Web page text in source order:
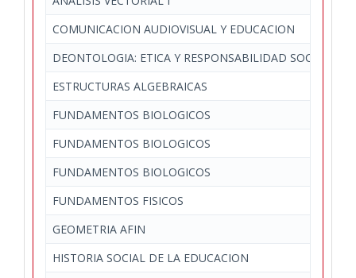
COMUNICACION AUDIOVISUAL Y EDUCACION
DEONTOLOGIA: ETICA Y RESPONSABILIDAD SOCIAL DE
ESTRUCTURAS ALGEBRAICAS
FUNDAMENTOS BIOLOGICOS
FUNDAMENTOS BIOLOGICOS
FUNDAMENTOS BIOLOGICOS
FUNDAMENTOS FISICOS
GEOMETRIA AFIN
HISTORIA SOCIAL DE LA EDUCACION